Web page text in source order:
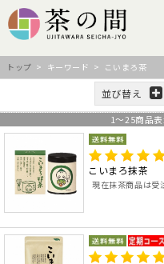
トップ > キーワード > こいまろ茶
並び替え
1～25商品
こいまろ抹茶
現在抹茶商品は受